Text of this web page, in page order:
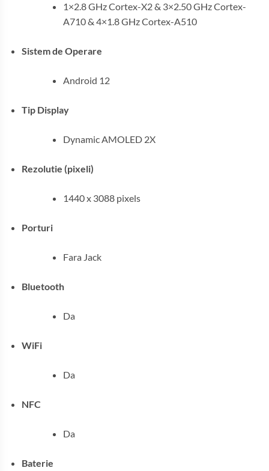
1×2.8 GHz Cortex-X2 & 3×2.50 GHz Cortex-
A710 & 4×1.8 GHz Cortex-A510
Sistem de Operare
Android 12
Tip Display
Dynamic AMOLED 2X
Rezolutie (pixeli)
1440 x 3088 pixels
Porturi
Fara Jack
Bluetooth
Da
WiFi
Da
NFC
Da
Baterie